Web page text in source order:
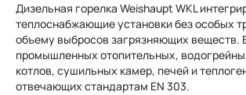
Дизельная горелка Weishaupt WKL
теплоснабжающие установки без особых
объему выбросов загрязняющих веществ.
промышленных отопительных,
котлов, сушильных камер, печей и
отвечающих стандартам EN 303.